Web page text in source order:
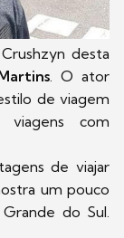
desta
. O ator
de viagem
com
de viajar
um pouco
do Sul.